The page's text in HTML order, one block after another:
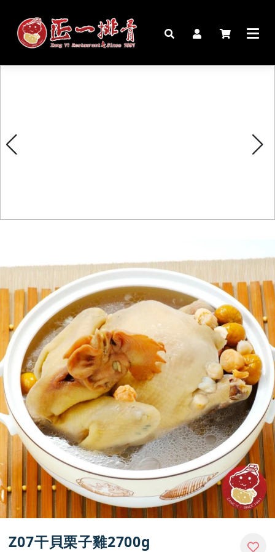
門市資訊
Z07干貝栗子雞2700g